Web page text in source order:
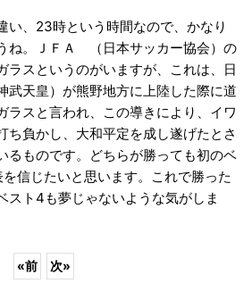
い、23時という時間なので、かなり
ね。ＪＦＡ （日本サッカー協会）の
ラスというのがいますが、これは、日
武天皇）が熊野地方に上陸した際に道
ラスと言われ、この導きにより、イワ
ち負かし、大和平定を成し遂げたとさ
るものです。どちらが勝っても初のベ
信じたいと思います。これで勝った
スト4も夢じゃないような気がしま
«前 次»